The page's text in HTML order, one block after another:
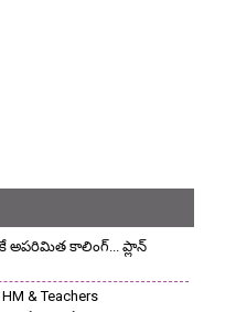
అపరిమిత కాలింగ్... ప్లాన్
& Teachers